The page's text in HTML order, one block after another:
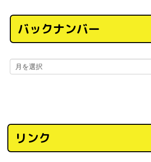
バックナンバー
リンク